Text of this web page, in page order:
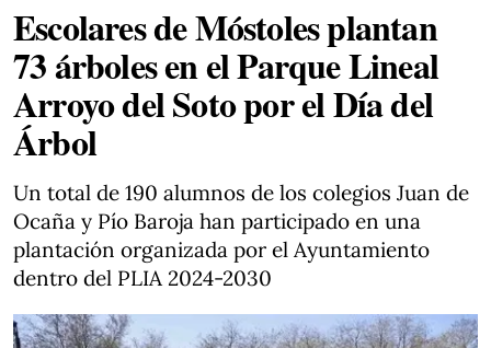
Escolares de Móstoles plantan
73 árboles en el Parque Lineal
Arroyo del Soto por el Día del
Árbol
Un total de 190 alumnos de los colegios Juan de
Ocaña y Pío Baroja han participado en una
plantación organizada por el Ayuntamiento
dentro del PLIA 2024-2030